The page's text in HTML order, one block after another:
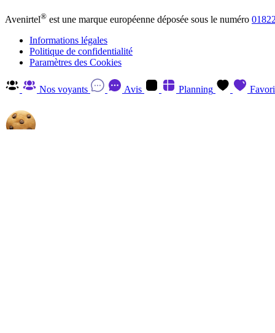
Avenirtel® est une marque européenne déposée sous le numéro
Informations légales
Politique de confidentialité
Paramètres des Cookies
Nos voyants Avis Planning